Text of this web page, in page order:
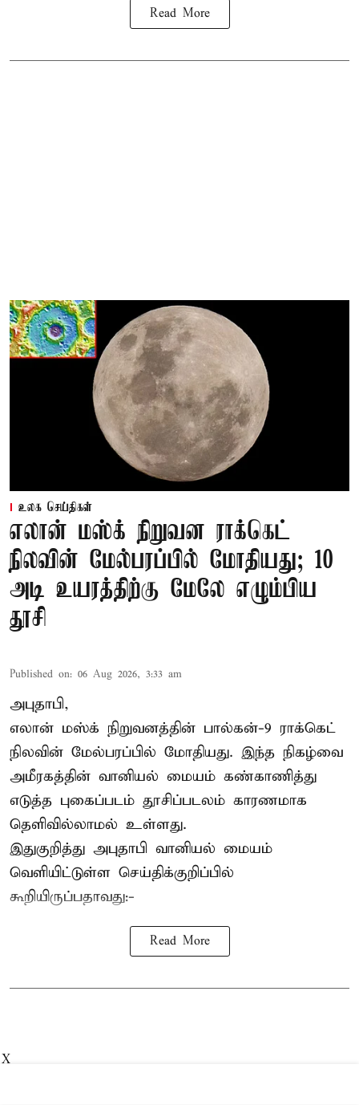
Read More
உலக செய்திகள்
எலான் மஸ்க் நிறுவன ராக்கெட்
நிலவின் மேல்பரப்பில் மோதியது; 10
அடி உயரத்திற்கு மேலே எழும்பிய
தூசி
Published on: 06 Aug 2026, 3:33 am
அபுதாபி,
எலான் மஸ்க் நிறுவனத்தின் பால்கன்-9 ராக்கெட்
நிலவின் மேல்பரப்பில் மோதியது. இந்த நிகழ்வை
அமீரகத்தின் வானியல் மையம் கண்காணித்து
எடுத்த புகைப்படம் தூசிப்படலம் காரணமாக
தெளிவில்லாமல் உள்ளது.
இதுகுறித்து அபுதாபி வானியல் மையம்
வெளியிட்டுள்ள செய்திக்குறிப்பில்
கூறியிருப்பதாவது:-
Read More
X